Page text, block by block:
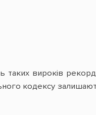
таких вироків
кодексу